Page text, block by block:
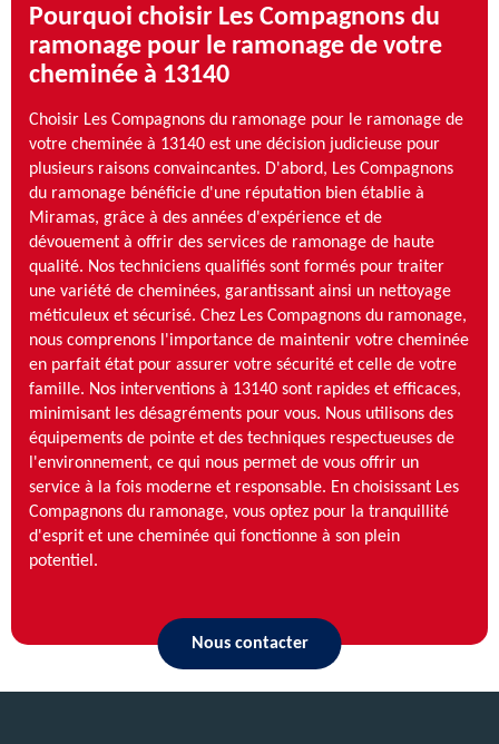
Pourquoi choisir Les Compagnons du
ramonage pour le ramonage de votre
cheminée à 13140
Choisir Les Compagnons du ramonage pour le ramonage de
votre cheminée à 13140 est une décision judicieuse pour
plusieurs raisons convaincantes. D'abord, Les Compagnons
du ramonage bénéficie d'une réputation bien établie à
Miramas, grâce à des années d'expérience et de
dévouement à offrir des services de ramonage de haute
qualité. Nos techniciens qualifiés sont formés pour traiter
une variété de cheminées, garantissant ainsi un nettoyage
méticuleux et sécurisé. Chez Les Compagnons du ramonage,
nous comprenons l'importance de maintenir votre cheminée
en parfait état pour assurer votre sécurité et celle de votre
famille. Nos interventions à 13140 sont rapides et efficaces,
minimisant les désagréments pour vous. Nous utilisons des
équipements de pointe et des techniques respectueuses de
l'environnement, ce qui nous permet de vous offrir un
service à la fois moderne et responsable. En choisissant Les
Compagnons du ramonage, vous optez pour la tranquillité
d'esprit et une cheminée qui fonctionne à son plein
potentiel.
Nous contacter